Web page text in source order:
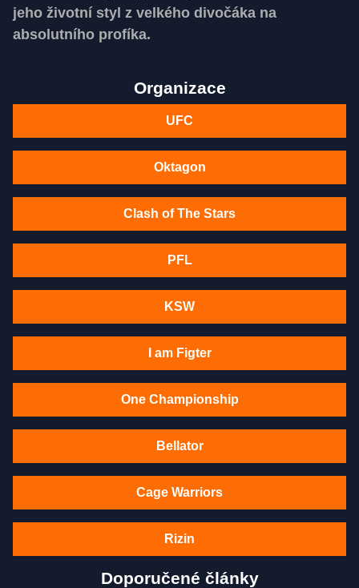
jeho životní styl z velkého divočáka na
absolutního profíka.
Organizace
UFC
Oktagon
Clash of The Stars
PFL
KSW
I am Figter
One Championship
Bellator
Cage Warriors
Rizin
Doporučené články